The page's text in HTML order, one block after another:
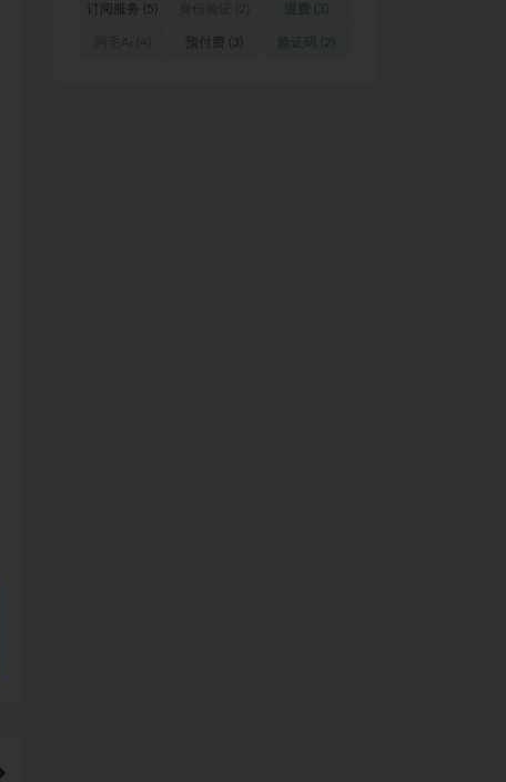
订阅服务 (5) 退费 (3)
预付费 (3) 验证码 (2)